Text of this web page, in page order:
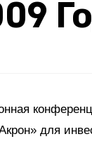
для